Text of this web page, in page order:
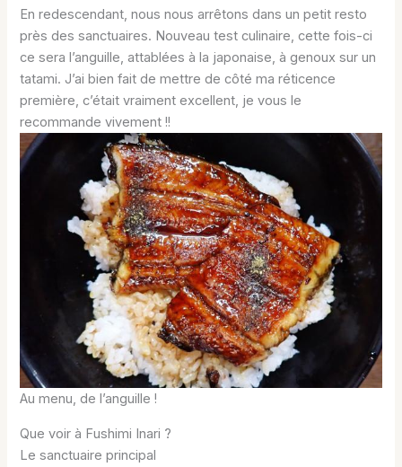
En redescendant, nous nous arrêtons dans un petit resto
près des sanctuaires. Nouveau test culinaire, cette fois-ci
ce sera l’anguille, attablées à la japonaise, à genoux sur un
tatami. J’ai bien fait de mettre de côté ma réticence
première, c’était vraiment excellent, je vous le
recommande vivement !!
Au menu, de l’anguille !
Que voir à Fushimi Inari ?
Le sanctuaire principal